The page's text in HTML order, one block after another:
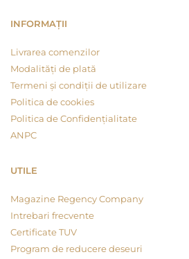
INFORMAȚII
Livrarea comenzilor
Modalități de plată
Termeni și condiții de utilizare
Politica de cookies
Politica de Confidențialitate
ANPC
UTILE
Magazine Regency Company
Intrebari frecvente
Certificate TUV
Program de reducere deseuri